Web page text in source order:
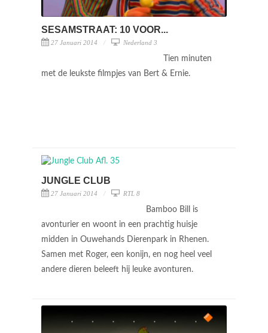
SESAMSTRAAT: 10 VOOR...
27 Januari 2014 Nederland 3
Tien minuten
met de leukste filmpjes van Bert & Ernie.
JUNGLE CLUB
27 Januari 2014 RTL 8
Bamboo Bill is
avonturier en woont in een prachtig huisje
midden in Ouwehands Dierenpark in Rhenen.
Samen met Roger, een konijn, en nog heel veel
andere dieren beleeft hij leuke avonturen.